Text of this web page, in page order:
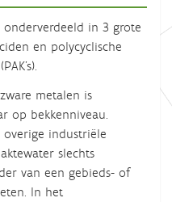
in 3 grote
en polycyclische
metalen is
op bekkenniveau.
overige industriële
slechts
van een gebieds- of
In het